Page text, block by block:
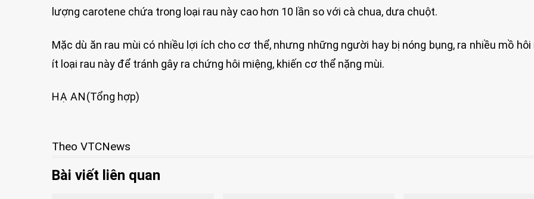
lượng carotene chứa trong loại rau này cao hơn 10 lần so với cà chua, dưa chuột.
Mặc dù ăn rau mùi có nhiều lợi ích cho cơ thể, nhưng những người hay bị nóng bụng, ra nhiều mồ hôi
ít loại rau này để tránh gây ra chứng hôi miệng, khiến cơ thể nặng mùi.
HẠ AN(Tổng hợp)
Theo VTCNews
Bài viết liên quan